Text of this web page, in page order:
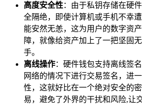
高度安全性：由于私钥存储在硬
全隔绝，即使计算机或手机不幸
能安然无恙，这为用户的数字资
障，就像给资产加上了一把坚固
手。
离线操作：硬件钱包支持离线签
网络的情况下进行交易签名，进
性，这就好比在一个绝对安全的
易，避免了外界的干扰和风险,让